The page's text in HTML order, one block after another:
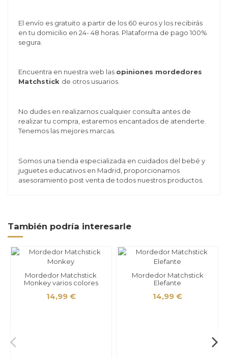
El envío es gratuito a partir de los 60 euros y los recibirás
en tu domicilio en 24- 48 horas. Plataforma de pago 100%
segura.
Encuentra en nuestra web las opiniones mordedores
Matchstick de otros usuarios.
No dudes en realizarnos cualquier consulta antes de
realizar tu compra, estaremos encantados de atenderte.
Tenemos las mejores marcas.
Somos una tienda especializada en cuidados del bebé y
juguetes educativos en Madrid, proporcionamos
asesoramiento post venta de todos nuestros productos.
También podría interesarle
Mordedor Matchstick
Monkey varios colores
14,99 €
Mordedor Matchstick
Elefante
14,99 €